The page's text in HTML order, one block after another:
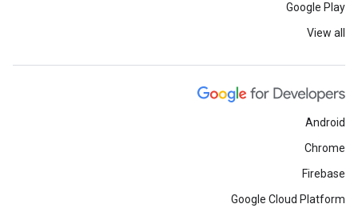
Google Play
View all
Android
Chrome
Firebase
Google Cloud Platform